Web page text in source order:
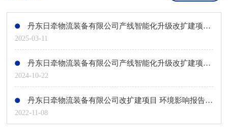
丹东日牵物流装备有限公司产线智能化升级改扩建项目环境影响评价第二次公示
2025-03-11
丹东日牵物流装备有限公司产线智能化升级改扩建项目环境影响评价第一次公示
2024-10-22
丹东日牵物流装备有限公司改扩建项目 环境影响报告书第二次公示
2022-11-08